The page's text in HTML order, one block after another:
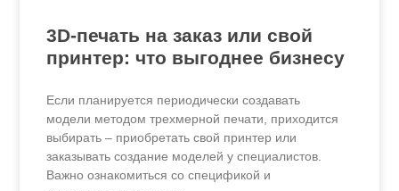
3D-печать на заказ или свой
принтер: что выгоднее бизнесу
Если планируется периодически создавать
модели методом трехмерной печати, приходится
выбирать – приобретать свой принтер или
заказывать создание моделей у специалистов.
Важно ознакомиться со спецификой и